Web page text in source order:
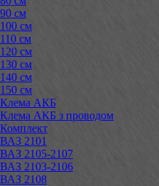
90 см
100 см
110 см
120 см
130 см
140 см
150 см
Клема АКБ
Клема АКБ з проводом
Комплект
ВАЗ 2101
ВАЗ 2105-2107
ВАЗ 2103-2106
ВАЗ 2108